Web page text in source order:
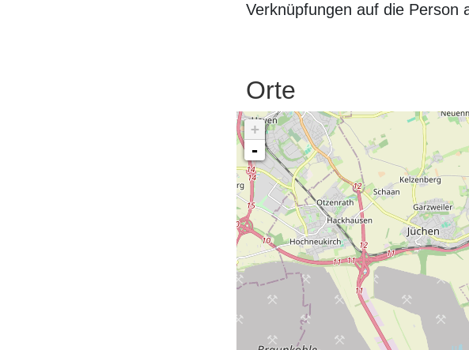
Verknüpfungen auf die Person
Orte
+
-